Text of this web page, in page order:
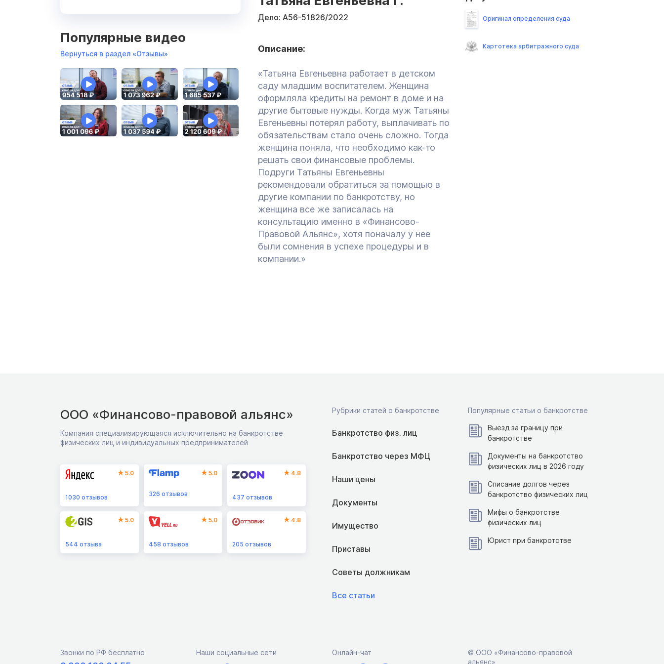
Популярные видео
Вернуться в раздел «Отзывы»
Дело: А56-51826/2022
Описание:
«Татьяна Евгеньевна работает в детском
саду младшим воспитателем. Женщина
оформляла кредиты на ремонт в доме и на
другие бытовые нужды. Когда муж Татьяны
Евгеньевны потерял работу, выплачивать по
обязательствам стало очень сложно. Тогда
женщина поняла, что необходимо как-то
решать свои финансовые проблемы.
Подруги Татьяны Евгеньевны
рекомендовали обратиться за помощью в
другие компании по банкротству, но
женщина все же записалась на
консультацию именно в «Финансово-
Правовой Альянс», хотя поначалу у нее
были сомнения в успехе процедуры и в
компании.»
Оригинал определения суда
Картотека арбитражного суда
ООО «Финансово-правовой альянс»
Компания специализирующаяся исключительно на банкротстве
физических лиц и индивидуальных предпринимателей
5.0
1030 отзывов
5.0
326 отзывов
4.8
437 отзывов
5.0
544 отзыва
5.0
458 отзывов
4.8
205 отзывов
Рубрики статей о банкротстве
Банкротство физ. лиц
Банкротство через МФЦ
Наши цены
Документы
Имущество
Приставы
Советы должникам
Все статьи
Популярные статьи о банкротстве
Выезд за границу при
банкротстве
Документы на банкротство
физических лиц в 2026 году
Списание долгов через
банкротство физических лиц
Мифы о банкротстве
физических лиц
Юрист при банкротстве
Звонки по РФ бесплатно Наши социальные сети Онлайн-чат
© ООО «Финансово-правовой
альянс»